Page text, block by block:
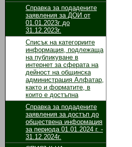
Справка за подадените
заявления за ДОИ от
01.01.2023г до
31.12.2023г.
Списък на категориите
информация, подлежаща
на публикуване в
интернет за сферата на
дейност на общинска
администрация Алфатар,
както и форматите, в
които е достъпна
Справка за подадените
заявления за достъп до
обществена информация
за периода 01.01.2024 г. -
31.12.2024г.